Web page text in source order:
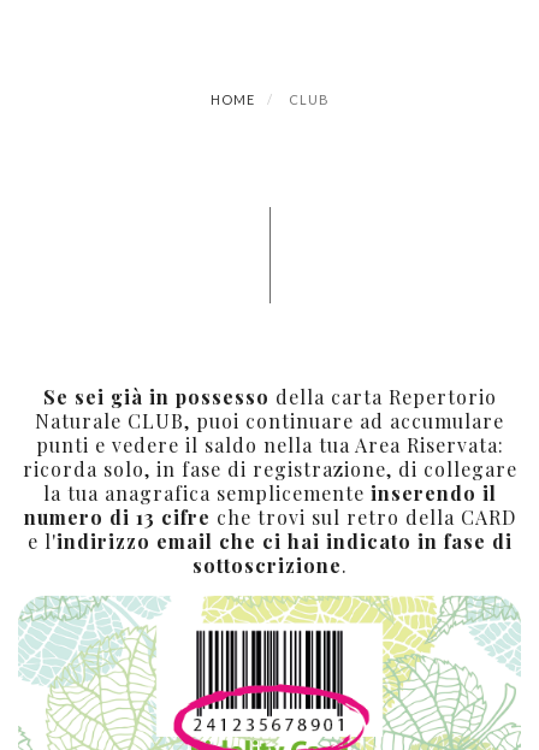
HOME CLUB
Se sei già in possesso della carta Repertorio
Naturale CLUB, puoi continuare ad accumulare
punti e vedere il saldo nella tua Area Riservata:
ricorda solo, in fase di registrazione, di collegare
la tua anagrafica semplicemente inserendo il
numero di 13 cifre che trovi sul retro della CARD
e l'indirizzo email che ci hai indicato in fase di
sottoscrizione.